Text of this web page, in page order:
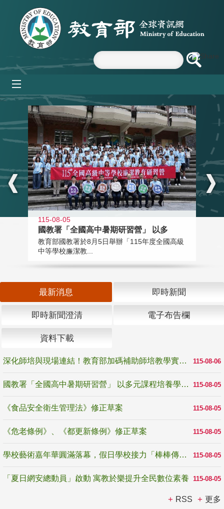
跳到主要內容區塊
:::
115-08-05
國教署「全國高中暑期研習營」 以多
教育部國教署於8月5日舉辦「115年度全國高級
中等學校廉潔教...
最新消息 即時新聞
即時新聞澄清 電子布告欄
資料下載
115-08-06
深化師培與現場連結！教育部加碼補助師培教學實踐研究 10月師培國際研討會交流教學實踐經驗
115-08-05
國教署「全國高中暑期研習營」 以多元課程培養學生瞭解誠信專業與倫理價值
115-08-05
《食品安全衛生管理法》修正草案
115-08-05
《危老條例》、《都更新條例》修正草案
115-08-05
學校藝術嘉年華圓滿落幕，假日學校接力「棒棒傳美感」
115-08-05
「夏日網安總動員」啟動 寓教於樂提升全民數位素養
RSS 更多